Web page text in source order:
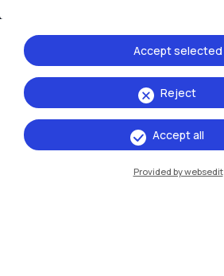
Milano Bovisa
Cremona
Lecco
Reject
Accept selected
Accept all
Provided by websedit